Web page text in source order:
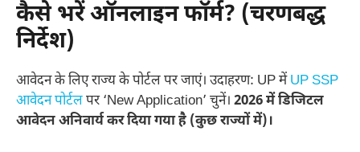
कैसे भरें ऑनलाइन फॉर्म? (चरणबद्ध
निर्देश)
आवेदन के लिए राज्य के पोर्टल पर जाएं। उदाहरण: UP मेंUP SSP
आवेदन पोर्टलपर ‘New Application’ चुनें। 2026 में डिजिटल
आवेदन अनिवार्य कर दिया गया है (कुछ राज्यों में)।